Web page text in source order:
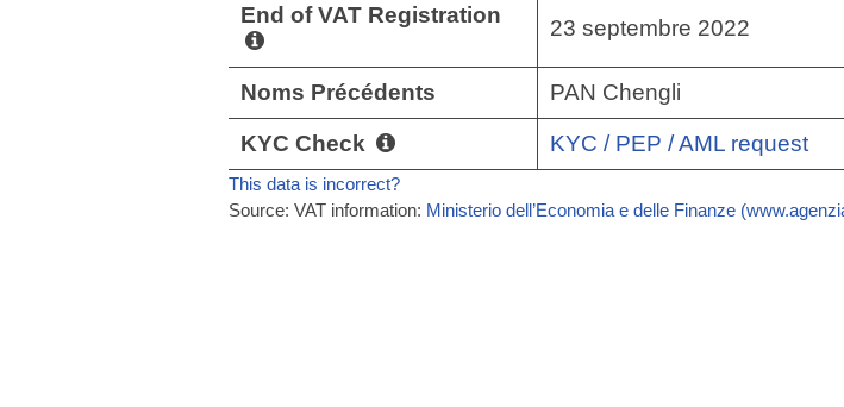
End of VAT Registration
23 septembre 2022
Noms Précédents PAN Chengli
KYC Check KYC / PEP / AML request
This data is incorrect?
Source: VAT information: Ministerio dell’Economia e delle Finanze